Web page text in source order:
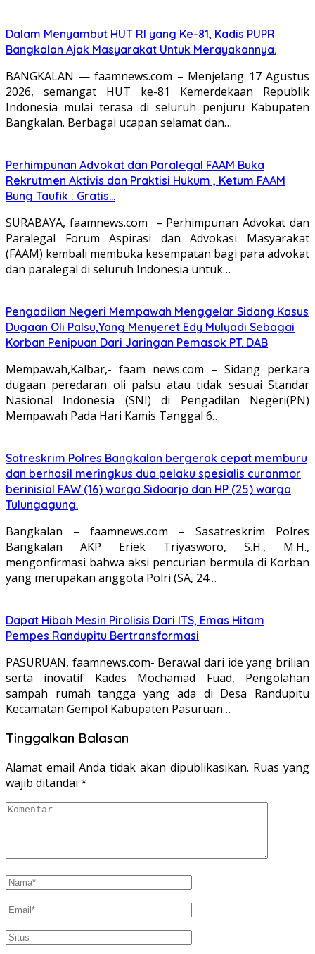
Dalam Menyambut HUT RI yang Ke-81, Kadis PUPR
Bangkalan Ajak Masyarakat Untuk Merayakannya.
BANGKALAN — faamnews.com – Menjelang 17 Agustus
2026, semangat HUT ke-81 Kemerdekaan Republik
Indonesia mulai terasa di seluruh penjuru Kabupaten
Bangkalan. Berbagai ucapan selamat dan…
Perhimpunan Advokat dan Paralegal FAAM Buka
Rekrutmen Aktivis dan Praktisi Hukum , Ketum FAAM
Bung Taufik : Gratis…
SURABAYA, faamnews.com – Perhimpunan Advokat dan
Paralegal Forum Aspirasi dan Advokasi Masyarakat
(FAAM) kembali membuka kesempatan bagi para advokat
dan paralegal di seluruh Indonesia untuk…
Pengadilan Negeri Mempawah Menggelar Sidang Kasus
Dugaan Oli Palsu,Yang Menyeret Edy Mulyadi Sebagai
Korban Penipuan Dari Jaringan Pemasok PT. DAB
Mempawah,Kalbar,- faam news.com – Sidang perkara
dugaan peredaran oli palsu atau tidak sesuai Standar
Nasional Indonesia (SNI) di Pengadilan Negeri(PN)
Mempawah Pada Hari Kamis Tanggal 6…
Satreskrim Polres Bangkalan bergerak cepat memburu
dan berhasil meringkus dua pelaku spesialis curanmor
berinisial FAW (16) warga Sidoarjo dan HP (25) warga
Tulungagung.
Bangkalan – faamnews.com – Sasatreskrim Polres
Bangkalan AKP Eriek Triyasworo, S.H., M.H.,
mengonfirmasi bahwa aksi pencurian bermula di Korban
yang merupakan anggota Polri (SA, 24…
Dapat Hibah Mesin Pirolisis Dari ITS, Emas Hitam
Pempes Randupitu Bertransformasi
PASURUAN, faamnews.com- Berawal dari ide yang brilian
serta inovatif Kades Mochamad Fuad, Pengolahan
sampah rumah tangga yang ada di Desa Randupitu
Kecamatan Gempol Kabupaten Pasuruan…
Tinggalkan Balasan
Alamat email Anda tidak akan dipublikasikan. Ruas yang
wajib ditandai *